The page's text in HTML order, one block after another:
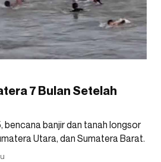
7 Bulan Setelah
banjir dan tanah longsor
Utara, dan Sumatera Barat.